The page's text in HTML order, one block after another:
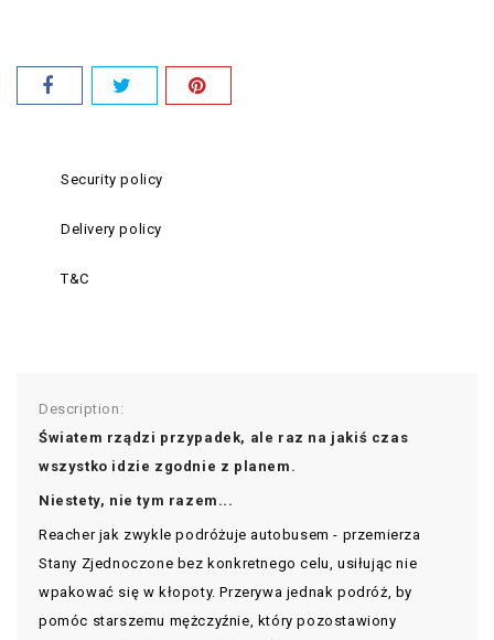
Security policy
Delivery policy
T&C
Description:
Światem rządzi przypadek, ale raz na jakiś czas
wszystko idzie zgodnie z planem.
Niestety, nie tym razem...
Reacher jak zwykle podróżuje autobusem - przemierza
Stany Zjednoczone bez konkretnego celu, usiłując nie
wpakować się w kłopoty. Przerywa jednak podróż, by
pomóc starszemu mężczyźnie, który pozostawiony